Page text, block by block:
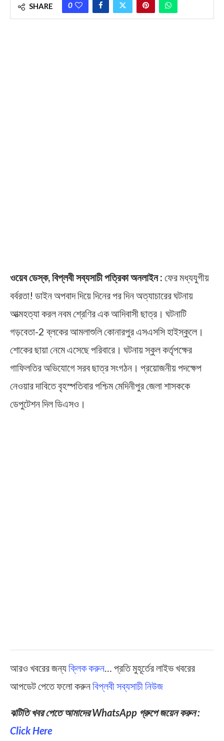
SHARE 0
ওয়েব ডেস্ক, বিপ্লবী সব্যসাচী পত্রিকা অনলাইন : ফের মধ্যযুগীয়
বর্বরতা! ডাইন অপবাদ দিয়ে দিনের পর দিন অত্যাচারের ঘটনায়
আত্মহত্যা করল নবম শ্রেণির এক আদিবাসী ছাত্র। ঘটনাটি
গড়বেতা-2 ব্লকের আমলাশুলি কোনারপুর এসএসসি হাইস্কুলে।
শোকের ছায়া নেমে এসেছে পরিবারে। ঘটনায় স্কুল কর্তৃপক্ষের
গাফিলতির অভিযোগে সরব ছাত্র সংগঠন। প্রয়োজনীয় পদক্ষেপ
নেওয়ার দাবিতে বৃহস্পতিবার পশ্চিম মেদিনীপুর জেলা শাসককে
ডেপুটেশন দিল ডিএসও।
আরও খবরের জন্যক্লিক করুন… প্রতি মুহূর্তের লাইভ খবরের
আপডেট পেতে ফলো করুনবিপ্লবী সব্যসাচী নিউজ
ঝটিতি খবর পেতে আমাদের WhatsApp গ্রুপে জয়েন করুন :
Click Here